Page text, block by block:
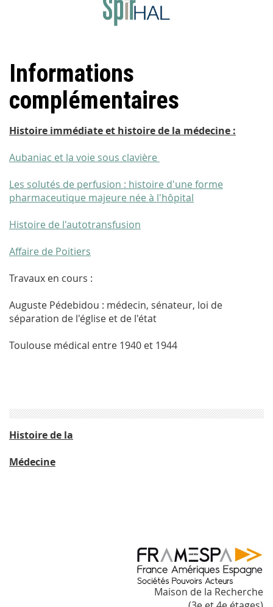
Informations
complémentaires
Histoire immédiate et histoire de la médecine :
Aubaniac et la voie sous clavière
Les solutés de perfusion : histoire d'une forme
pharmaceutique majeure née à l'hôpital
Histoire de l'autotransfusion
Affaire de Poitiers
Travaux en cours :
Auguste Pédebidou : médecin, sénateur, loi de
séparation de l'église et de l'état
Toulouse médical entre 1940 et 1944
Histoire de la
Médecine
Maison de la Recherche